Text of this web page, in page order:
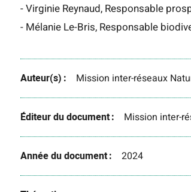
- Virginie Reynaud, Responsable
- Mélanie Le-Bris, Responsable
Auteur(s) Mission inter-réseaux
Éditeur du document Mission inter-
Année du document 2024